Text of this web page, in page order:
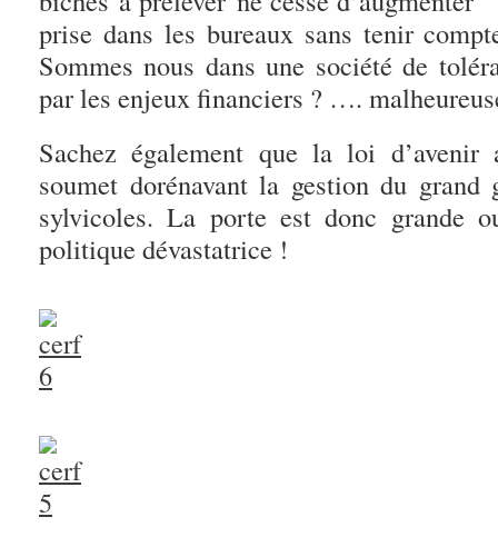
prise dans les bureaux sans tenir
Sommes nous dans une société de
par les enjeux financiers ? ….
Sachez également que la loi d’avenir
soumet dorénavant la gestion du
sylvicoles. La porte est donc grande
politique dévastatrice !